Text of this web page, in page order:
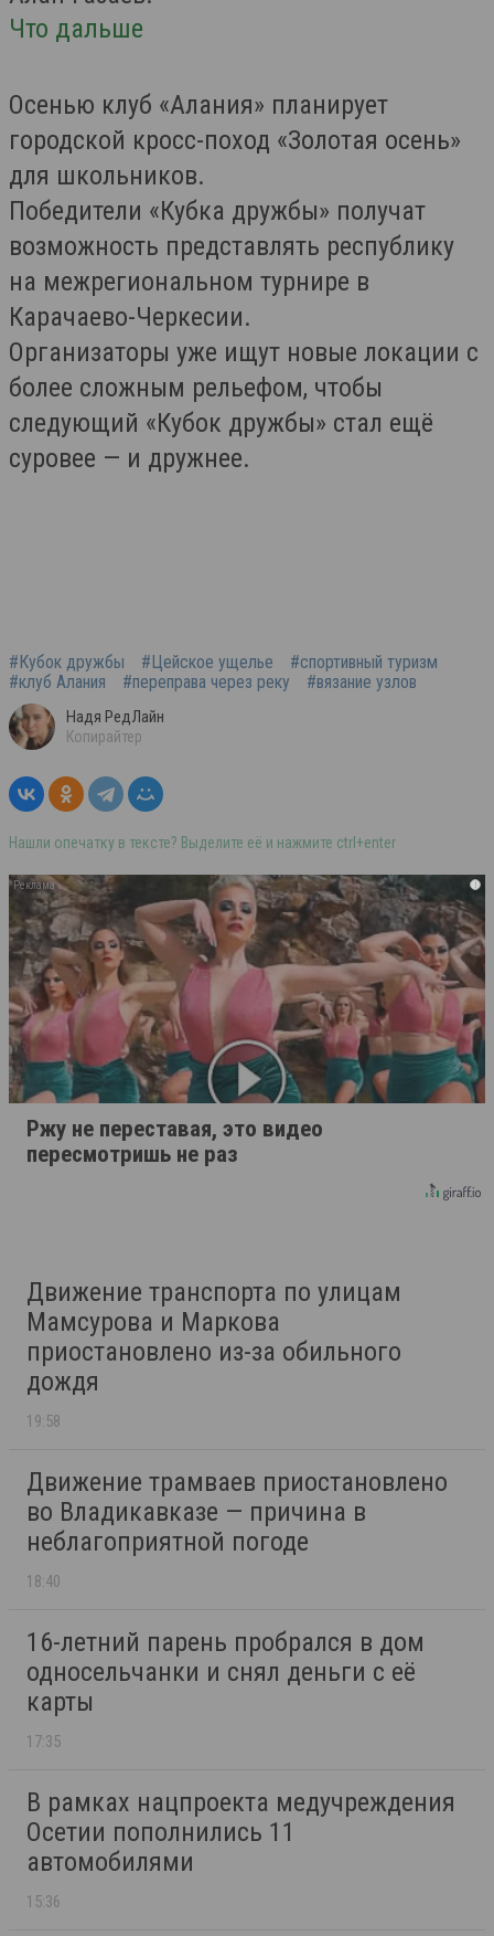
Что дальше
Осенью клуб «Алания» планирует
городской кросс-поход «Золотая осень»
для школьников.
Победители «Кубка дружбы» получат
возможность представлять республику
на межрегиональном турнире в
Карачаево-Черкесии.
Организаторы уже ищут новые локации с
более сложным рельефом, чтобы
следующий «Кубок дружбы» стал ещё
суровее — и дружнее.
#Кубок дружбы #Цейское ущелье
#спортивный туризм
#клуб Алания
#переправа через реку #вязание узлов
Надя РедЛайн
Копирайтер
Нашли опечатку в тексте? Выделите её и нажмите ctrl+enter
i
Ржу не переставая, это видео
пересмотришь не раз
Движение транспорта по улицам
Мамсурова и Маркова
приостановлено из-за обильного
дождя
19:58
Движение трамваев приостановлено
во Владикавказе — причина в
неблагоприятной погоде
18:40
16-летний парень пробрался в дом
односельчанки и снял деньги с её
карты
17:35
В рамках нацпроекта медучреждения
Осетии пополнились 11
автомобилями
15:36